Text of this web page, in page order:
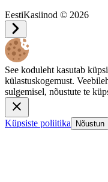
EestiKasiinod © 2026
See koduleht kasutab
külastuskogemust.
sulgemisel, nõustute te
Küpsiste poliitika Nõustun